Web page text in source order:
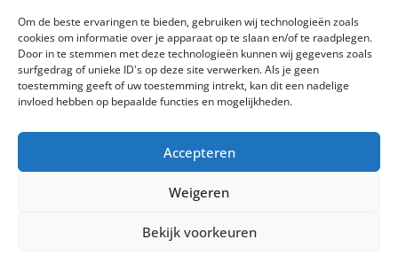
Om de beste ervaringen te bieden, gebruiken wij technologieën zoals
cookies om informatie over je apparaat op te slaan en/of te raadplegen.
Door in te stemmen met deze technologieën kunnen wij gegevens zoals
surfgedrag of unieke ID's op deze site verwerken. Als je geen
toestemming geeft of uw toestemming intrekt, kan dit een nadelige
invloed hebben op bepaalde functies en mogelijkheden.
Accepteren
Weigeren
Bekijk voorkeuren
Cookiebeleid
Contact
Volg ons